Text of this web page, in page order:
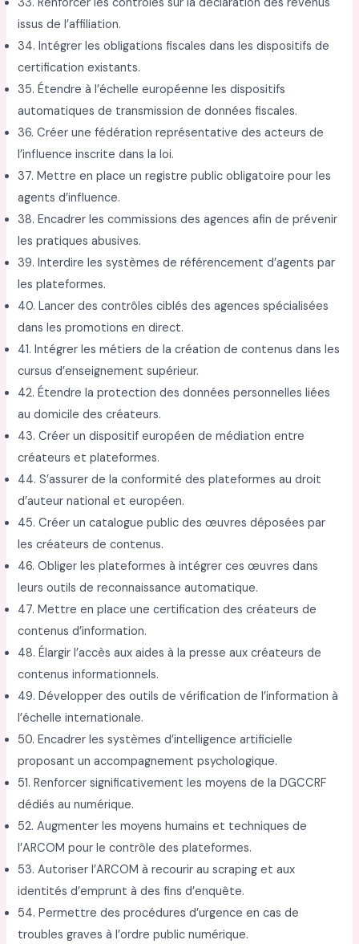
issus de l’affiliation.
34. Intégrer les obligations fiscales dans les dispositifs de
certification existants.
35. Étendre à l’échelle européenne les dispositifs
automatiques de transmission de données fiscales.
36. Créer une fédération représentative des acteurs de
l’influence inscrite dans la loi.
37. Mettre en place un registre public obligatoire pour les
agents d’influence.
38. Encadrer les commissions des agences afin de prévenir
les pratiques abusives.
39. Interdire les systèmes de référencement d’agents par
les plateformes.
40. Lancer des contrôles ciblés des agences spécialisées
dans les promotions en direct.
41. Intégrer les métiers de la création de contenus dans les
cursus d’enseignement supérieur.
42. Étendre la protection des données personnelles liées
au domicile des créateurs.
43. Créer un dispositif européen de médiation entre
créateurs et plateformes.
44. S’assurer de la conformité des plateformes au droit
d’auteur national et européen.
45. Créer un catalogue public des œuvres déposées par
les créateurs de contenus.
46. Obliger les plateformes à intégrer ces œuvres dans
leurs outils de reconnaissance automatique.
47. Mettre en place une certification des créateurs de
contenus d’information.
48. Élargir l’accès aux aides à la presse aux créateurs de
contenus informationnels.
49. Développer des outils de vérification de l’information à
l’échelle internationale.
50. Encadrer les systèmes d’intelligence artificielle
proposant un accompagnement psychologique.
51. Renforcer significativement les moyens de la DGCCRF
dédiés au numérique.
52. Augmenter les moyens humains et techniques de
l’ARCOM pour le contrôle des plateformes.
53. Autoriser l’ARCOM à recourir au scraping et aux
identités d’emprunt à des fins d’enquête.
54. Permettre des procédures d’urgence en cas de
troubles graves à l’ordre public numérique.